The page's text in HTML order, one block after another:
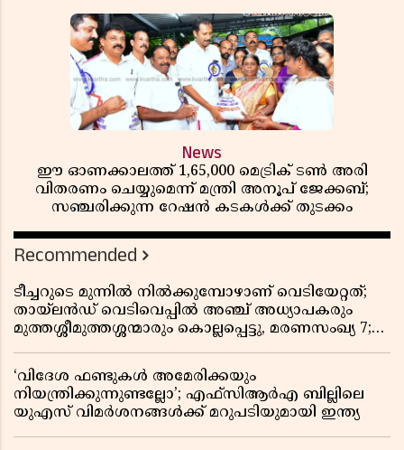
News
ഈ ഓണക്കാലത്ത് 1,65,000 മെട്രിക് ടൺ അരി
വിതരണം ചെയ്യുമെന്ന് മന്ത്രി അനൂപ് ജേക്കബ്;
സഞ്ചരിക്കുന്ന റേഷൻ കടകൾക്ക് തുടക്കം
Recommended
ടീച്ചറുടെ മുന്നിൽ നിൽക്കുമ്പോഴാണ് വെടിയേറ്റത്;
തായ്‌ലൻഡ് വെടിവെപ്പിൽ അഞ്ച് അധ്യാപകരും
മുത്തശ്ശീമുത്തശ്ശന്മാരും കൊല്ലപ്പെട്ടു, മരണസംഖ്യ 7;
‘വിദേശ ഫണ്ടുകൾ അമേരിക്കയും
നിയന്ത്രിക്കുന്നുണ്ടല്ലോ’; എഫ്സിആർഎ ബില്ലിലെ
യുഎസ് വിമർശനങ്ങൾക്ക് മറുപടിയുമായി ഇന്ത്യ